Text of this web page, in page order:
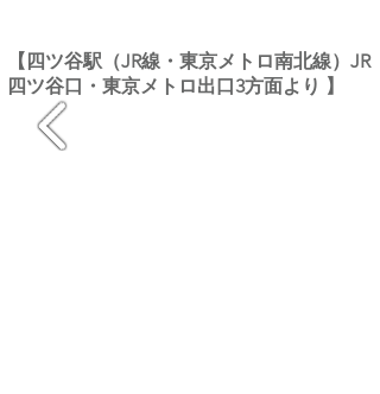
【四ツ谷駅（JR線・東京メトロ南北線）JR
四ツ谷口・東京メトロ出口3方面より 】